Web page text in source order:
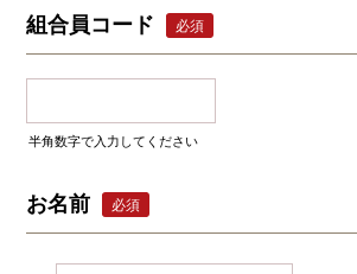
組合員コード 必須
半角数字で入力してください
お名前 必須